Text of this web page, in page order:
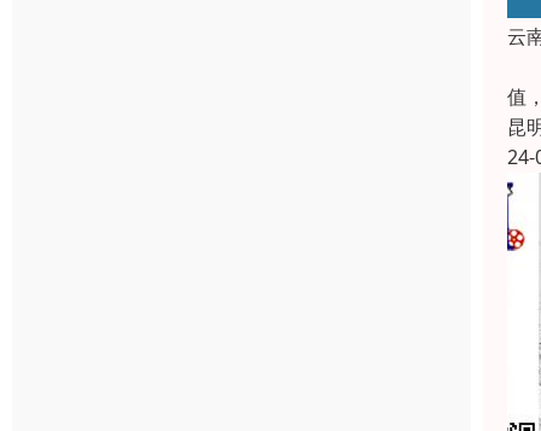
云
值
昆
24-